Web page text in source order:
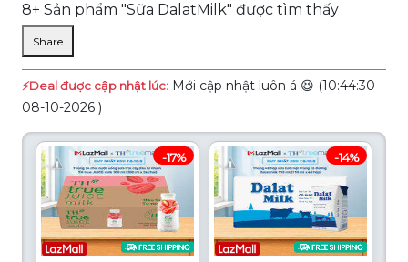
8+ Sản phẩm "Sữa DalatMilk" được tìm thấy
Share
⚡️Deal được cập nhật lúc: Mới cập nhật luôn á 😆 (10:44:30
08-10-2026 )
-17% -14%